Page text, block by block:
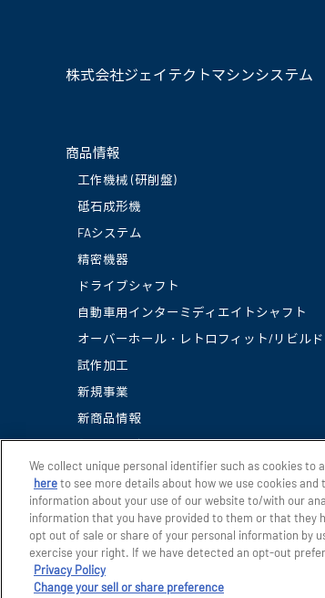
株式会社ジェイテクトマシンシステム
商品情報
工作機械 (研削盤)
砥石成形機
FAシステム
精密機器
ドライブシャフト
自動車用インターミディエイトシャフト
オーバーホール・レトロフィット/リビルド
試作加工
新規事業
新商品情報
動画ライブラリー
©JTEKT MACHINE SYSTEMS CORPORATION. All Rights Reserved
We collect unique personal identifier such as cookies
hereto see more details about how we use cookies
information about your use of our website to/with our
information that you have provided to them or that they
opt out of sale or share of your personal information by
exercise your right. If we have detected an opt-out
Privacy Policy
Change your sell or share preference